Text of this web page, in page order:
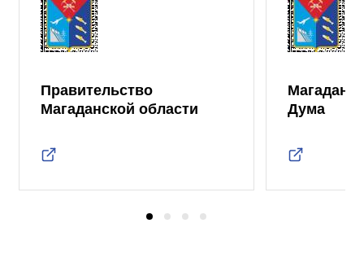
Правительство
Магаданской области
Дума